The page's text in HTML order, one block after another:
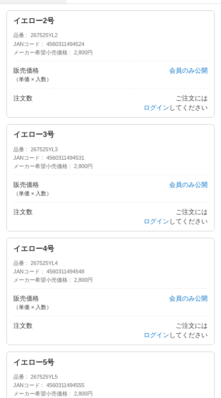
イエロー2号
品番
267525YL2
JANコード
4560311494524
メーカー希望小売価格
2,800円
販売価格
（単価 × 入数）
会員のみ公開
注文数
ご注文には
ログイン してください
イエロー3号
品番
267525YL3
JANコード
4560311494531
メーカー希望小売価格
2,800円
販売価格
（単価 × 入数）
会員のみ公開
注文数
ご注文には
ログイン してください
イエロー4号
品番
267525YL4
JANコード
4560311494548
メーカー希望小売価格
2,800円
販売価格
（単価 × 入数）
会員のみ公開
注文数
ご注文には
ログイン してください
イエロー5号
品番
267525YL5
JANコード
4560311494555
メーカー希望小売価格
2,800円